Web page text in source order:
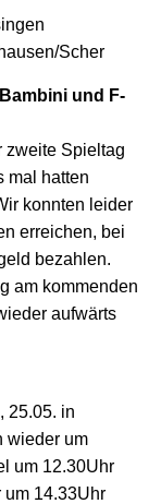
Scher
und F-
zweite Spieltag
mal hatten
konnten leider
erreichen, bei
bezahlen.
am kommenden
aufwärts
25.05. in
wieder um
um 12.30Uhr
14.33Uhr